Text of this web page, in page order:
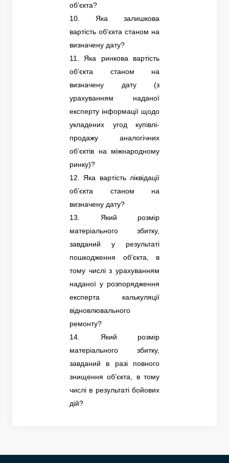
об’єкта?
10. Яка залишкова
вартість об’єкта станом на
визначену дату?
11. Яка ринкова вартість
об’єкта станом на
визначену дату (з
урахуванням наданої
експерту інформації щодо
укладених угод купівлі-
продажу аналогічних
об’єктів на міжнародному
ринку)?
12. Яка вартість ліквідації
об’єкта станом на
визначену дату?
13. Який розмір
матеріального збитку,
завданий у результаті
пошкодження об’єкта, в
тому числі з урахуванням
наданої у розпорядження
експерта калькуляції
відновлювального
ремонту?
14. Який розмір
матеріального збитку,
завданий в разі повного
знищення об’єкта, в тому
числі в результаті бойових
дій?